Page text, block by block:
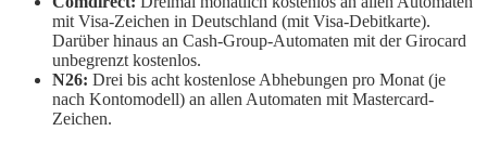
mit Visa-Zeichen in Deutschland (mit Visa-Debitkarte).
Darüber hinaus an Cash-Group-Automaten mit der Girocard
unbegrenzt kostenlos.
N26: Drei bis acht kostenlose Abhebungen pro Monat (je
nach Kontomodell) an allen Automaten mit Mastercard-
Zeichen.